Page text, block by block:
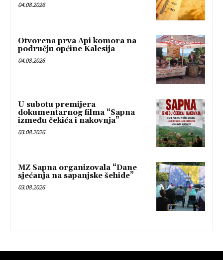
04.08.2026
Otvorena prva Api komora na
području općine Kalesija
04.08.2026
U subotu premijera
dokumentarnog filma “Sapna
između čekića i nakovnja”
03.08.2026
MZ Sapna organizovala “Dane
sjećanja na sapanjske šehide”
03.08.2026